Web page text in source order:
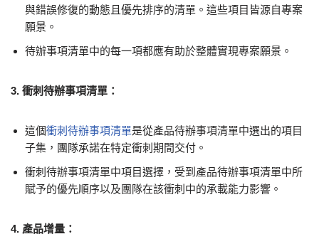
與錯誤修復的動態且優先排序的清單。這些項目皆源自專案
願景。
待辦事項清單中的每一項都應有助於整體實現專案願景。
3. 衝刺待辦事項清單：
這個衝刺待辦事項清單是從產品待辦事項清單中選出的項目
子集，團隊承諾在特定衝刺期間交付。
衝刺待辦事項清單中項目選擇，受到產品待辦事項清單中所
賦予的優先順序以及團隊在該衝刺中的承載能力影響。
4. 產品增量：